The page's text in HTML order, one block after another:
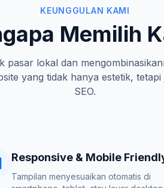
KEUNGGULAN KAMI
Memilih
pasar lokal dan
yang tidak hanya estetik,
SEO.
Responsive & Mobile
Tampilan menyesuaikan otomatis di